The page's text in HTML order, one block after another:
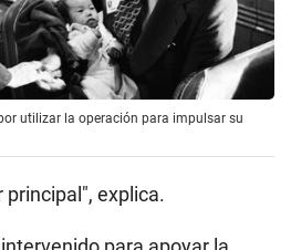
en la guerra
Appy le cuenta a BBC Mundo
Operación Babylift es el
que se pudo haber